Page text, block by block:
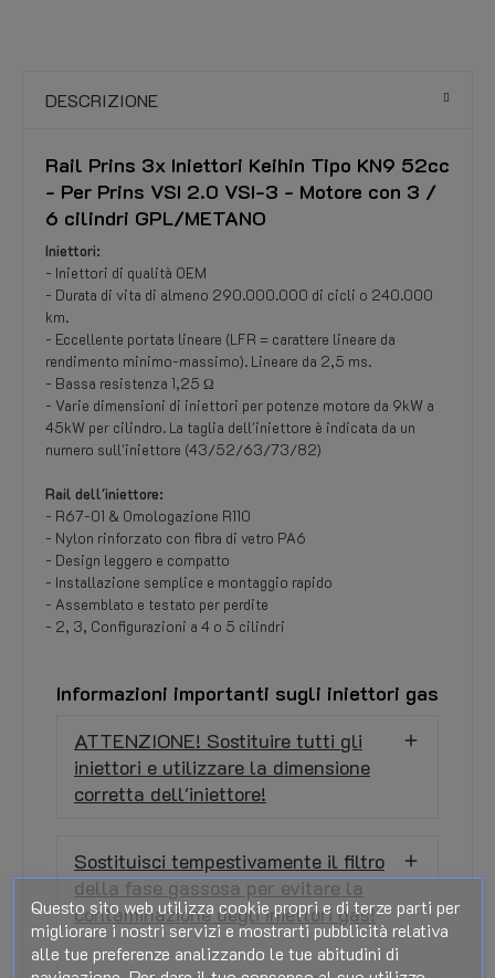
DESCRIZIONE
Rail Prins 3x Iniettori Keihin Tipo KN9 52cc
- Per Prins VSI 2.0 VSI-3 - Motore con 3 /
6 cilindri GPL/METANO
Iniettori:
- Iniettori di qualità OEM
- Durata di vita di almeno 290.000.000 di cicli o 240.000
km.
- Eccellente portata lineare (LFR = carattere lineare da
rendimento minimo-massimo). Lineare da 2,5 ms.
- Bassa resistenza 1,25 Ω
- Varie dimensioni di iniettori per potenze motore da 9kW a
45kW per cilindro. La taglia dell'iniettore è indicata da un
numero sull'iniettore (43/52/63/73/82)
Rail dell'iniettore:
- R67-01 & Omologazione R110
- Nylon rinforzato con fibra di vetro PA6
- Design leggero e compatto
- Installazione semplice e montaggio rapido
- Assemblato e testato per perdite
- 2, 3, Configurazioni a 4 o 5 cilindri
Informazioni importanti sugli iniettori gas
ATTENZIONE! Sostituire tutti gli
iniettori e utilizzare la dimensione
corretta dell'iniettore!
Sostituisci tempestivamente il filtro
della fase gassosa per evitare la
contaminazione degli iniettori gas!
Questo sito web utilizza cookie propri e di terze parti per
migliorare i nostri servizi e mostrarti pubblicità relativa
alle tue preferenze analizzando le tue abitudini di